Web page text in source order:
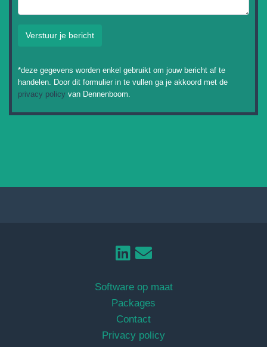
Verstuur je bericht
*deze gegevens worden enkel gebruikt om jouw bericht af te
handelen. Door dit formulier in te vullen ga je akkoord met de
privacy policy van Dennenboom.
Software op maat
Packages
Contact
Privacy policy